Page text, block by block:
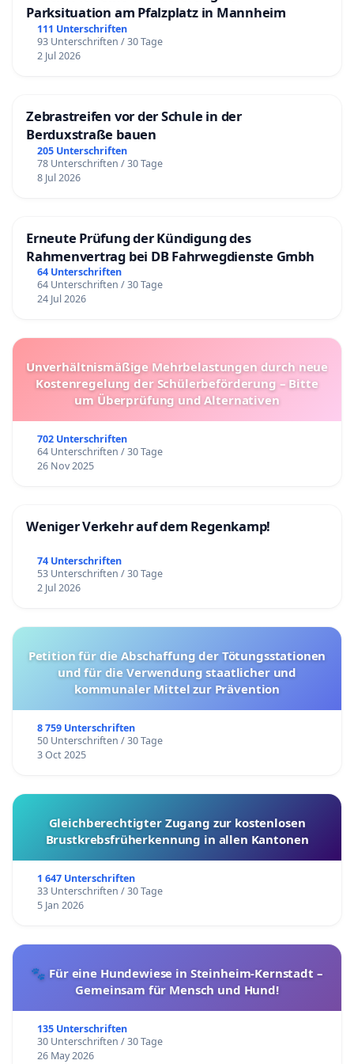
Parksituation am Pfalzplatz in Mannheim
111 Unterschriften
93 Unterschriften / 30 Tage
2 Jul 2026
Zebrastreifen vor der Schule in der
Berduxstraße bauen
205 Unterschriften
78 Unterschriften / 30 Tage
8 Jul 2026
Erneute Prüfung der Kündigung des
Rahmenvertrag bei DB Fahrwegdienste Gmbh
64 Unterschriften
64 Unterschriften / 30 Tage
24 Jul 2026
Unverhältnismäßige Mehrbelastungen durch neue
Kostenregelung der Schülerbeförderung – Bitte
um Überprüfung und Alternativen
702 Unterschriften
64 Unterschriften / 30 Tage
26 Nov 2025
Weniger Verkehr auf dem Regenkamp!
74 Unterschriften
53 Unterschriften / 30 Tage
2 Jul 2026
Petition für die Abschaffung der Tötungsstationen
und für die Verwendung staatlicher und
kommunaler Mittel zur Prävention
8 759 Unterschriften
50 Unterschriften / 30 Tage
3 Oct 2025
Gleichberechtigter Zugang zur kostenlosen
Brustkrebsfrüherkennung in allen Kantonen
1 647 Unterschriften
33 Unterschriften / 30 Tage
5 Jan 2026
🐾 Für eine Hundewiese in Steinheim-Kernstadt –
Gemeinsam für Mensch und Hund!
135 Unterschriften
30 Unterschriften / 30 Tage
26 May 2026